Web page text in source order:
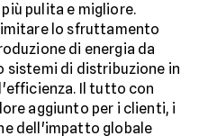
pulita e migliore.
lo sfruttamento
di energia da
di distribuzione in
Il tutto con
aggiunto per i clienti, i
dell'impatto globale